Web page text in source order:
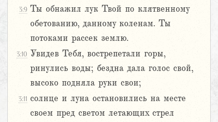
3:9 Ты обнажил лук Твой по клятвенному
обетованию, данному коленам. Ты
потоками рассек землю.
3:10 Увидев Тебя, вострепетали горы,
ринулись воды; бездна дала голос свой,
высоко подняла руки свои;
3:11 солнце и луна остановились на месте
своем пред светом летающих стрел